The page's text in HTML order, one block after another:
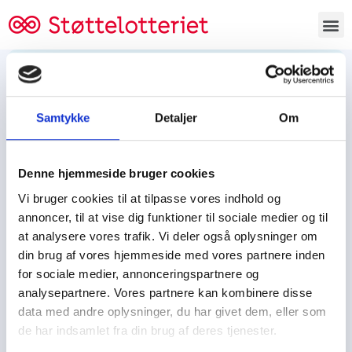
Samtykke Detaljer Om
Denne hjemmeside bruger cookies
Vi bruger cookies til at tilpasse vores indhold og
annoncer, til at vise dig funktioner til sociale medier og til
at analysere vores trafik. Vi deler også oplysninger om
din brug af vores hjemmeside med vores partnere inden
for sociale medier, annonceringspartnere og
analysepartnere. Vores partnere kan kombinere disse
data med andre oplysninger, du har givet dem, eller som
de har indsamlet fra din brug af deres tjenester.
Tjen penge og støt
Tjen penge til:
Spejdere/spejdergruppen/FDF’ere, m.fl.
Kontor
Tjenpengeogstoet.dk
Ejby Industrivej 91
DK – 2600 Glostrup
CVR: 19347508